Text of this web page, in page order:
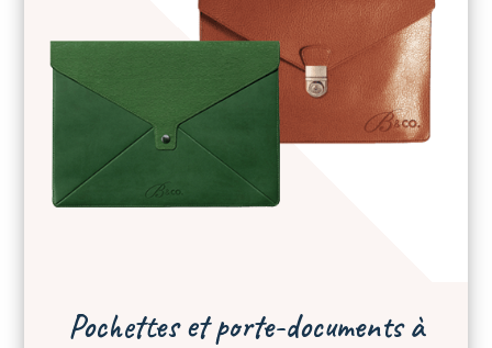
Pochettes et porte-documents à